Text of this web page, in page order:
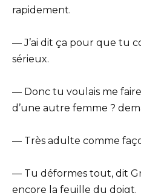
rapidement.
— J’ai dit ça pour que tu
sérieux.
— Donc tu voulais me
d’une autre femme ?
— Très adulte comme
— Tu déformes tout, dit
encore la feuille du doigt.